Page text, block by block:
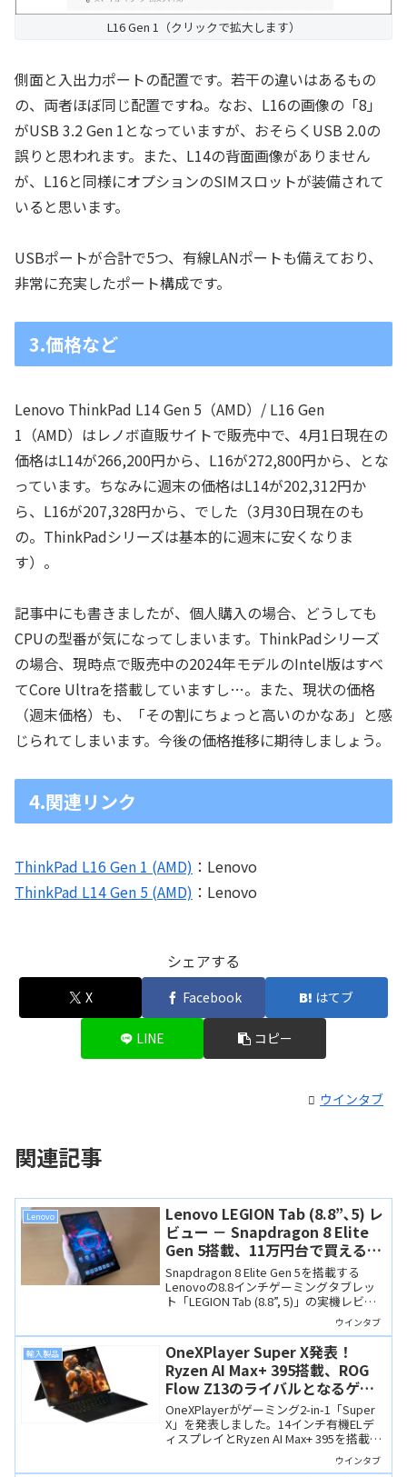
L16 Gen 1（クリックで拡大します）
側面と入出力ポートの配置です。若干の違いはあるもの
の、両者ほぼ同じ配置ですね。なお、L16の画像の「8」
がUSB 3.2 Gen 1となっていますが、おそらくUSB 2.0の
誤りと思われます。また、L14の背面画像がありません
が、L16と同様にオプションのSIMスロットが装備されて
いると思います。
USBポートが合計で5つ、有線LANポートも備えており、
非常に充実したポート構成です。
3.価格など
Lenovo ThinkPad L14 Gen 5（AMD）/ L16 Gen
1（AMD）はレノボ直販サイトで販売中で、4月1日現在の
価格はL14が266,200円から、L16が272,800円から、とな
っています。ちなみに週末の価格はL14が202,312円か
ら、L16が207,328円から、でした（3月30日現在のも
の。ThinkPadシリーズは基本的に週末に安くなりま
す）。
記事中にも書きましたが、個人購入の場合、どうしても
CPUの型番が気になってしまいます。ThinkPadシリーズ
の場合、現時点で販売中の2024年モデルのIntel版はすべ
てCore Ultraを搭載していますし…。また、現状の価格
（週末価格）も、「その割にちょっと高いのかなあ」と感
じられてしまいます。今後の価格推移に期待しましょう。
4.関連リンク
ThinkPad L16 Gen 1 (AMD) ：Lenovo
ThinkPad L14 Gen 5 (AMD) ：Lenovo
シェアする
X Facebook はてブ
LINE コピー
ウインタブ
関連記事
Lenovo
Lenovo LEGION Tab (8.8”､5) レ
ビュー － Snapdragon 8 Elite
Gen 5搭載、11万円台で買えるハ
イエンドなゲーミングタブレット
Snapdragon 8 Elite Gen 5を搭載する
Lenovoの8.8インチゲーミングタブレッ
ト「LEGION Tab (8.8”, 5)」の実機レビュ
ー。3K解像度/リフレッシュレート165Hz
の高品質ディスプレイやバイパス充電な
ど、ゲーマーにはうれしい仕様になって
います。
ウインタブ
輸入製品
OneXPlayer Super X発表！
Ryzen AI Max+ 395搭載、ROG
Flow Z13のライバルとなるゲー
ミング2-in-1
OneXPlayerがゲーミング2-in-1「Super
X」を発表しました。14インチ有機ELデ
ィスプレイとRyzen AI Max+ 395を搭載、
ROG Flow Z13のライバルとなる高性能モ
ウインタブ